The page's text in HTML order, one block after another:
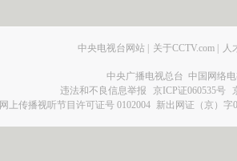
中央电视台网站 关于CCTV.com 人
中央广播电视总台 中国网络
违法和不良信息举报
京ICP证060535号
网上传播视听节目许可证号 0102004 新出网证（京）